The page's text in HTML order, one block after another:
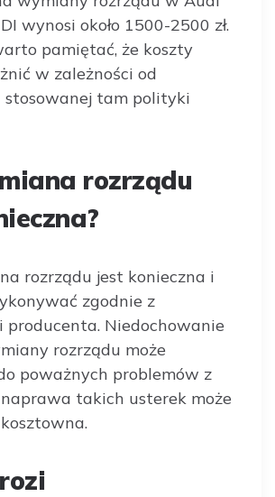
wynosi około 1500-2500 zł.
pamiętać, że koszty
w zależności od
tam polityki
rozrządu
rozrządu jest konieczna i
zgodnie z
producenta. Niedochowanie
rozrządu może
poważnych problemów z
takich usterek może